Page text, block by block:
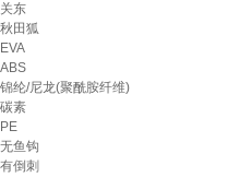
关东
秋田狐
EVA
ABS
锦纶/尼龙(聚酰胺纤维)
碳素
PE
无鱼钩
有倒刺